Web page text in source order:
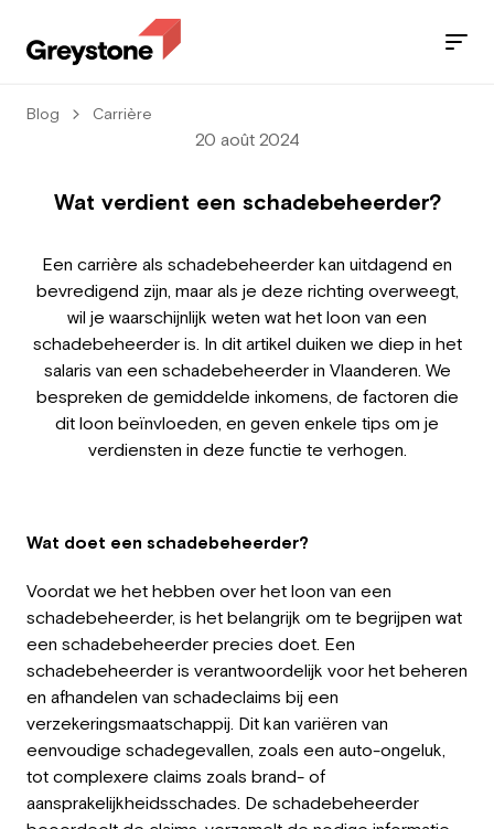
À propos de nous
Notre équipe
FR
Jobs
Blog
Contact
Blog Carrière
20 août 2024
Wat verdient een schadebeheerder?
Een carrière als schadebeheerder kan uitdagend en
bevredigend zijn, maar als je deze richting overweegt,
wil je waarschijnlijk weten wat het loon van een
schadebeheerder is. In dit artikel duiken we diep in het
salaris van een schadebeheerder in Vlaanderen. We
bespreken de gemiddelde inkomens, de factoren die
dit loon beïnvloeden, en geven enkele tips om je
verdiensten in deze functie te verhogen.
Wat doet een schadebeheerder?
Voordat we het hebben over het loon van een
schadebeheerder, is het belangrijk om te begrijpen wat
een schadebeheerder precies doet. Een
schadebeheerder is verantwoordelijk voor het beheren
en afhandelen van schadeclaims bij een
verzekeringsmaatschappij. Dit kan variëren van
eenvoudige schadegevallen, zoals een auto-ongeluk,
tot complexere claims zoals brand- of
aansprakelijkheidsschades. De schadebeheerder